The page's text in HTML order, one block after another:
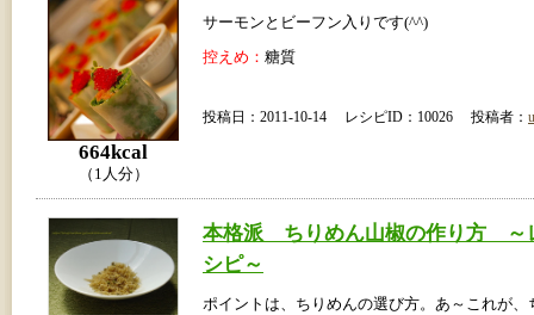
664kcal
（1人分）
サーモンとビーフン入りです(^^)
控えめ： 糖質
投稿日：2011-10-14 レシピID：10026 投稿者：
本格派 ちりめん山椒の作り方 ～
シピ～
ポイントは、ちりめんの選び方。あ～これが、